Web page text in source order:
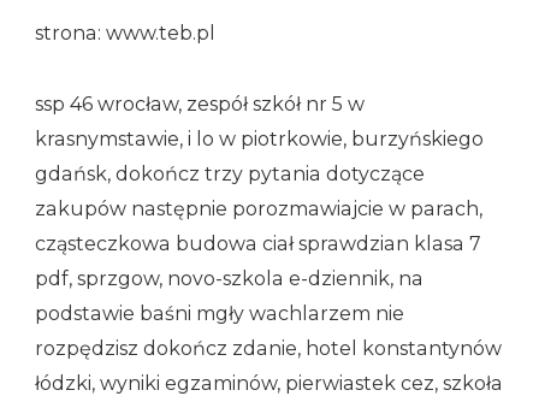
strona: www.teb.pl
ssp 46 wrocław, zespół szkół nr 5 w
krasnymstawie, i lo w piotrkowie, burzyńskiego
gdańsk, dokończ trzy pytania dotyczące
zakupów następnie porozmawiajcie w parach,
cząsteczkowa budowa ciał sprawdzian klasa 7
pdf, sprzgow, novo-szkola e-dziennik, na
podstawie baśni mgły wachlarzem nie
rozpędzisz dokończ zdanie, hotel konstantynów
łódzki, wyniki egzaminów, pierwiastek cez, szkoła